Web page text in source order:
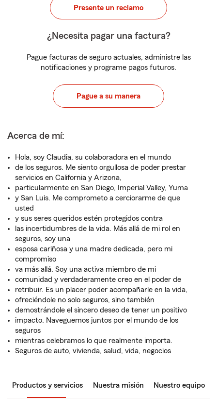
Presente un reclamo
¿Necesita pagar una factura?
Pague facturas de seguro actuales, administre las
notificaciones y programe pagos futuros.
Pague a su manera
Acerca de mí:
Hola, soy Claudia, su colaboradora en el mundo
de los seguros. Me siento orgullosa de poder prestar
servicios en California y Arizona,
particularmente en San Diego, Imperial Valley, Yuma
y San Luis. Me comprometo a cerciorarme de que
usted
y sus seres queridos estén protegidos contra
las incertidumbres de la vida. Más allá de mi rol en
seguros, soy una
esposa cariñosa y una madre dedicada, pero mi
compromiso
va más allá. Soy una activa miembro de mi
comunidad y verdaderamente creo en el poder de
retribuir. Es un placer poder acompañarle en la vida,
ofreciéndole no solo seguros, sino también
demostrándole el sincero deseo de tener un positivo
impacto. Naveguemos juntos por el mundo de los
seguros
mientras celebramos lo que realmente importa.
Seguros de auto, vivienda, salud, vida, negocios
Productos y servicios Nuestra misión Nuestro equipo